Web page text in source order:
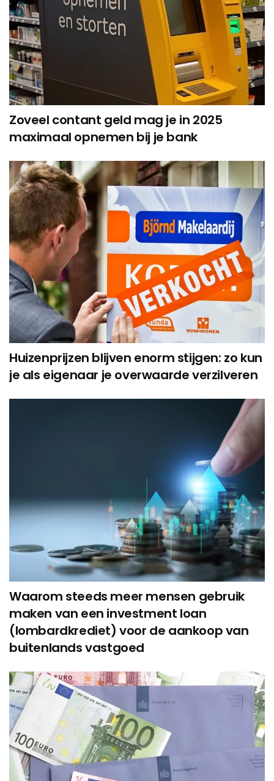
Zoveel contant geld mag je in 2025
maximaal opnemen bij je bank
Huizenprijzen blijven enorm stijgen: zo kun
je als eigenaar je overwaarde verzilveren
Waarom steeds meer mensen gebruik
maken van een investment loan
(lombardkrediet) voor de aankoop van
buitenlands vastgoed